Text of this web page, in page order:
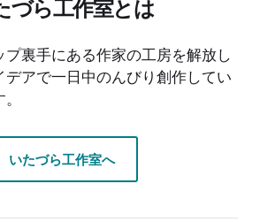
づら工作室とは
裏手にある作家の工房を解放し
デアで一日中のんびり創作してい
いたづら工作室へ